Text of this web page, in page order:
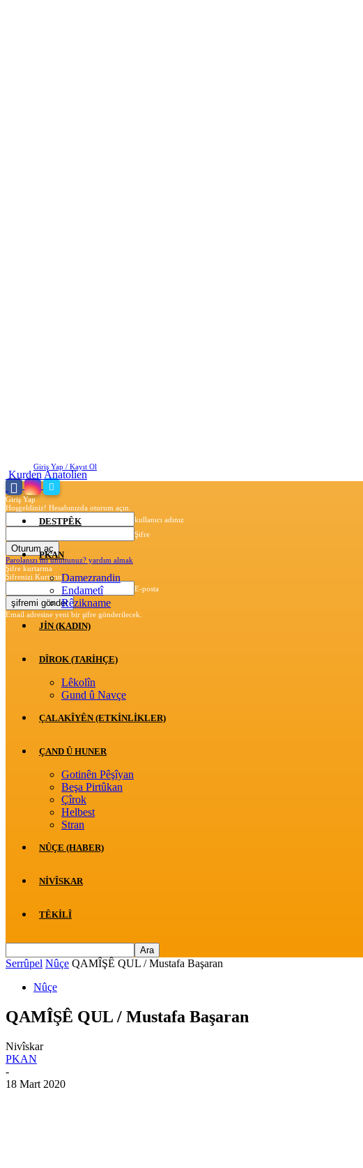
Giriş Yap / Kayıt Ol
Giriş Yap
Hoşgeldiniz! Hesabınızda oturum açın.
kullanıcı adınız
Şifre
Parolanızı mı unuttunuz? yardım almak
Şifre kurtarma
Şifrenizi Kurtarın
E-posta
Email adresine yeni bir şifre gönderilecek.
Kurden Anatolien
DESTPÊK
PKAN
Damezrandin
Endametî
Rêzikname
JİN (KADIN)
DÎROK (TARİHÇE)
Lêkolîn
Gund û Navçe
ÇALAKÎYÊN (ETKINLIKLER)
ÇAND Û HUNER
Gotinên Pêşîyan
Beşa Pirtûkan
Çîrok
Helbest
Stran
NÛÇE (HABER)
NIVÎSKAR
TÊKILÎ
Serrûpel Nûçe QAMÎŞÊ QUL / Mustafa Başaran
Nûçe
QAMÎŞÊ QUL / Mustafa Başaran
Nivîskar
PKAN
-
18 Mart 2020